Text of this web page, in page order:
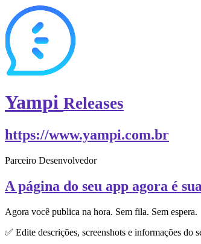
Yampi Releases
https://www.yampi.com.br
Parceiro Desenvolvedor
A página do seu app agora é
Agora você publica na hora. Sem fila. Sem espera.
✅ Edite descrições, screenshots e informações do